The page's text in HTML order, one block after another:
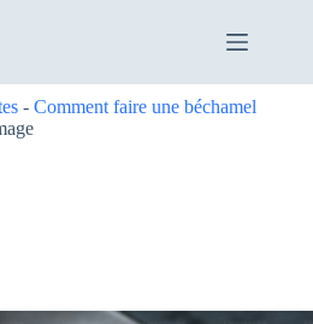
- Comment faire une béchamel